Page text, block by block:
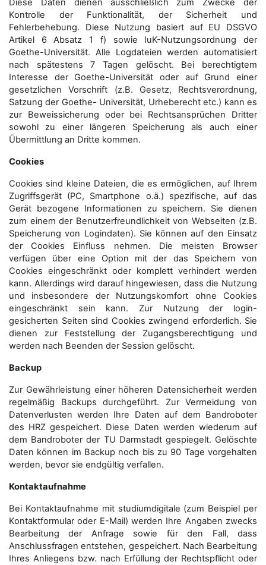
Diese Daten dienen ausschließlich zum Zwecke der
Kontrolle der Funktionalität, der Sicherheit und
Fehlerbehebung. Diese Nutzung basiert auf EU DSGVO
Artikel 6 Absatz 1 f) sowie IuK-Nutzungsordnung der
Goethe-Universität. Alle Logdateien werden auto­matisiert
nach spätestens 7 Tagen gelöscht. Bei berechtigtem
Interesse der Goethe-Universität oder auf Grund einer
gesetzlichen Vorschrift (z.B. Gesetz, Rechtsverordnung,
Satzung der Goethe- Universität, Urheberecht etc.) kann es
zur Beweissicherung oder bei Rechtsansprüchen Dritter
sowohl zu einer längeren Speicherung als auch einer
Übermittlung an Dritte kommen.
Cookies
Cookies sind kleine Dateien, die es ermöglichen, auf Ihrem
Zugriffsgerät (PC, Smartphone o.ä.) spezifische, auf das
Gerät bezogene Informationen zu speichern. Sie dienen
zum einem der Benutzerfreundlichkeit von Webseiten (z.B.
Speicherung von Logindaten). Sie können auf den Einsatz
der Cookies Einfluss nehmen. Die meisten Browser
verfügen über eine Option mit der das Speichern von
Cookies eingeschränkt oder komplett verhindert werden
kann. Allerdings wird darauf hingewiesen, dass die Nutzung
und insbesondere der Nutzungskomfort ohne Cookies
eingeschränkt sein kann. Zur Nutzung der login-
gesicherten Seiten sind Cookies zwingend erforderlich. Sie
dienen zur Feststellung der Zugangs­berechtigung und
werden nach Beenden der Session gelöscht.
Backup
Zur Gewährleistung einer höheren Datensicherheit werden
regelmäßig Backups durchgeführt. Zur Vermeidung von
Datenverlusten werden Ihre Daten auf dem Bandroboter
des HRZ gespeichert. Diese Daten werden wiederum auf
dem Bandroboter der TU Darmstadt gespiegelt. Gelöschte
Daten können im Backup noch bis zu 90 Tage vorgehalten
werden, bevor sie endgültig verfallen.
Kontaktaufnahme
Bei Kontaktaufnahme mit studiumdigitale (zum Beispiel per
Kontaktformular oder E-Mail) werden Ihre Angaben zwecks
Bearbeitung der Anfrage sowie für den Fall, dass
Anschluss­fragen entstehen, gespeichert. Nach Bearbeitung
Ihres Anliegens bzw. nach Erfüllung der Rechtspflicht oder